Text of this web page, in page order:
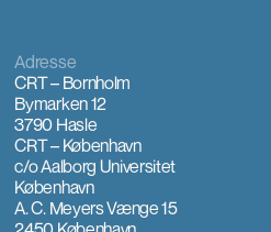
Adresse
CRT – Bornholm
Bymarken 12
3790 Hasle
CRT – København
c/o Aalborg Universitet
København
A. C. Meyers Vænge 15